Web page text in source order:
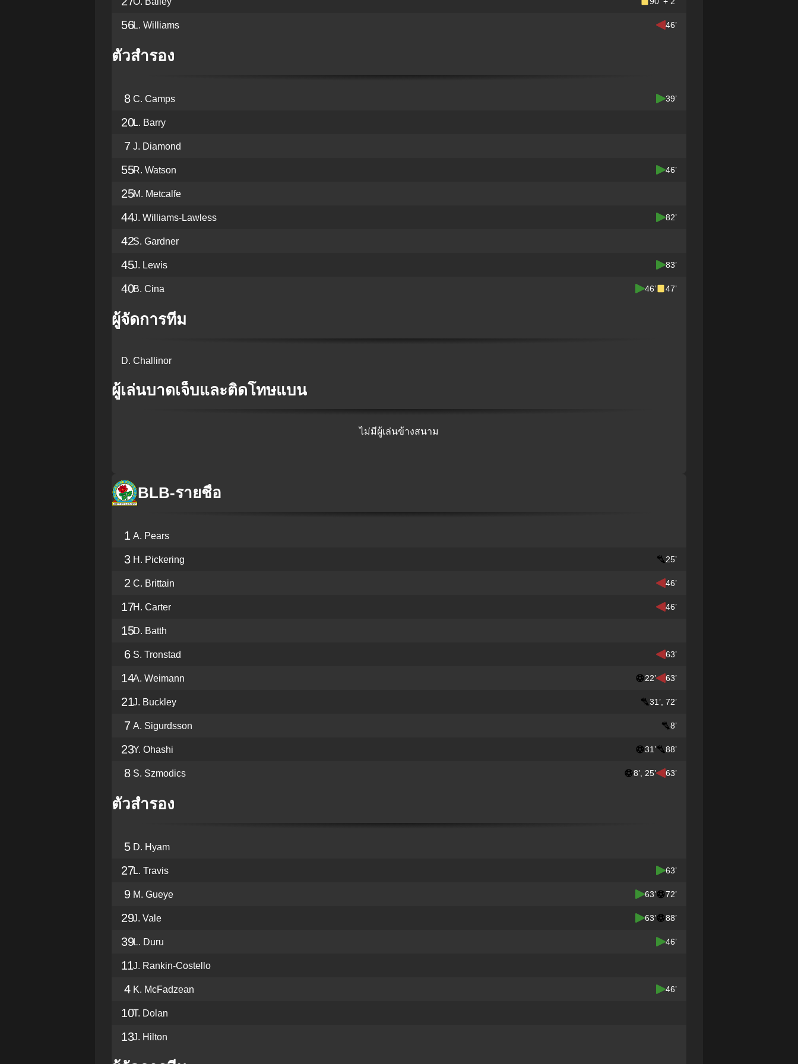
56L. Williams 46’
ตัวสำรอง
8 C. Camps 39’
20L. Barry
7 J. Diamond
55R. Watson 46’
25M. Metcalfe
44J. Williams-Lawless 82’
42S. Gardner
45J. Lewis 83’
40B. Cina 46’ 47’
ผู้จัดการทีม
D. Challinor
ผู้เล่นบาดเจ็บและติดโทษแบน
ไม่มีผู้เล่นข้างสนาม
BLB-รายชื่อ
1 A. Pears
3 H. Pickering 25’
2 C. Brittain 46’
17H. Carter 46’
15D. Batth
6 S. Tronstad 63’
14A. Weimann 22’ 63’
21J. Buckley 31’, 72’
7 A. Sigurdsson 8’
23Y. Ohashi 31’ 88’
8 S. Szmodics 8’, 25’ 63’
ตัวสำรอง
5 D. Hyam
27L. Travis 63’
9 M. Gueye 63’ 72’
29J. Vale 63’ 88’
39L. Duru 46’
11J. Rankin-Costello
4 K. McFadzean 46’
10T. Dolan
13J. Hilton